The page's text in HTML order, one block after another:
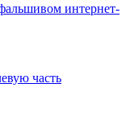
интернет-
часть